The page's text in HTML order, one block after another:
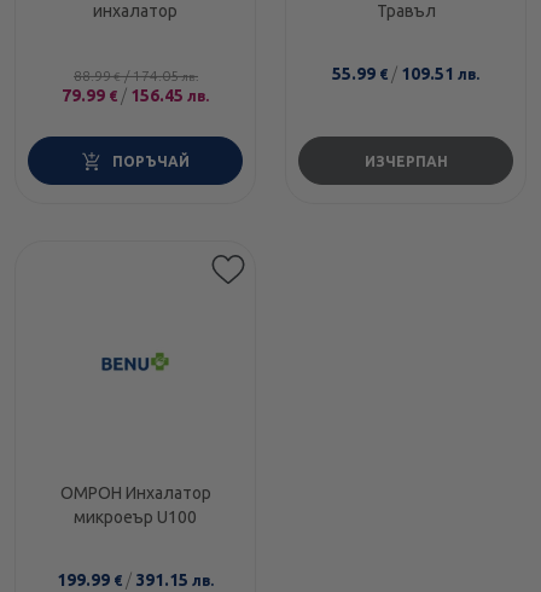
инхалатор
88.99€ / 174.05лв.
79.99 € / 156.45 лв.
ПОРЪЧАЙ
Травъл
55.99 € / 109.51 лв.
ИЗЧЕРПАН
ОМРОН Инхалатор
микроеър U100
199.99 € / 391.15 лв.